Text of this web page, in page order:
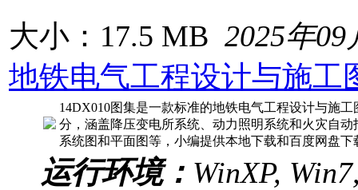
大小：17.5 MB 2025年09
地铁电气工程设计与施工
14DX010图集是一款标准的地铁电气工程设计与施
分，涵盖降压变电所系统、动力照明系统和火灾自
系统图和平面图等，小编提供本地下载和百度网盘
运行环境： WinXP,